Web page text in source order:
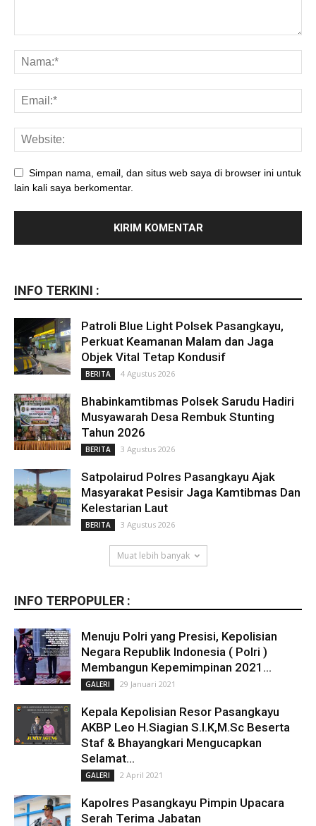
Simpan nama, email, dan situs web saya di browser ini untuk
lain kali saya berkomentar.
INFO TERKINI :
Patroli Blue Light Polsek Pasangkayu,
Perkuat Keamanan Malam dan Jaga
Objek Vital Tetap Kondusif
BERITA 4 Agustus 2026
Bhabinkamtibmas Polsek Sarudu Hadiri
Musyawarah Desa Rembuk Stunting
Tahun 2026
BERITA 3 Agustus 2026
Satpolairud Polres Pasangkayu Ajak
Masyarakat Pesisir Jaga Kamtibmas Dan
Kelestarian Laut
BERITA 3 Agustus 2026
Muat lebih banyak
INFO TERPOPULER :
Menuju Polri yang Presisi, Kepolisian
Negara Republik Indonesia ( Polri )
Membangun Kepemimpinan 2021...
GALERI 29 Januari 2021
Kepala Kepolisian Resor Pasangkayu
AKBP Leo H.Siagian S.I.K,M.Sc Beserta
Staf & Bhayangkari Mengucapkan
Selamat...
GALERI 2 April 2021
Kapolres Pasangkayu Pimpin Upacara
Serah Terima Jabatan